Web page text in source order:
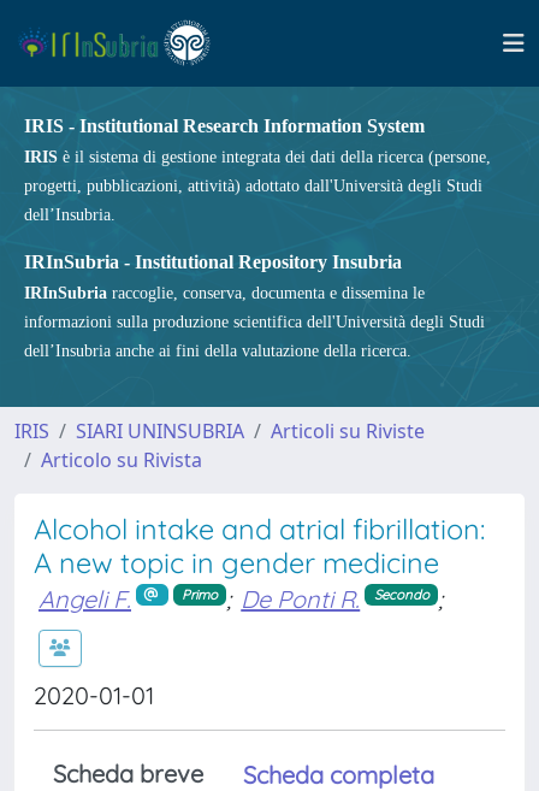
IRIS - Institutional Research Information System
IRIS è il sistema di gestione integrata dei dati della ricerca (persone,
progetti, pubblicazioni, attività) adottato dall'Università degli Studi
dell’Insubria.
IRInSubria - Institutional Repository Insubria
IRInSubria raccoglie, conserva, documenta e dissemina le
informazioni sulla produzione scientifica dell'Università degli Studi
dell’Insubria anche ai fini della valutazione della ricerca.
IRIS SIARI UNINSUBRIA
Articoli su Riviste
Articolo su Rivista
Alcohol intake and atrial fibrillation:
A new topic in gender medicine
Angeli F. Primo ; De Ponti R. Secondo ;
2020-01-01
Scheda breve
Scheda completa